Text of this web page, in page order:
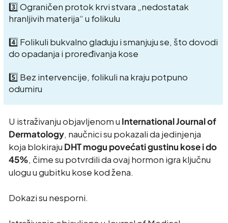
3️⃣ Ograničen protok krvi stvara „nedostatak
hranljivih materija“ u folikulu
4️⃣ Folikuli bukvalno gladuju i smanjuju se, što dovodi
do opadanja i proređivanja kose
5️⃣ Bez intervencije, folikuli na kraju potpuno
odumiru
U istraživanju objavljenom u International Journal of
Dermatology, naučnici su pokazali da jedinjenja
koja blokiraju DHT mogu povećati gustinu kose i do
45%, čime su potvrdili da ovaj hormon igra ključnu
ulogu u gubitku kose kod žena.
Dokazi su nesporni.